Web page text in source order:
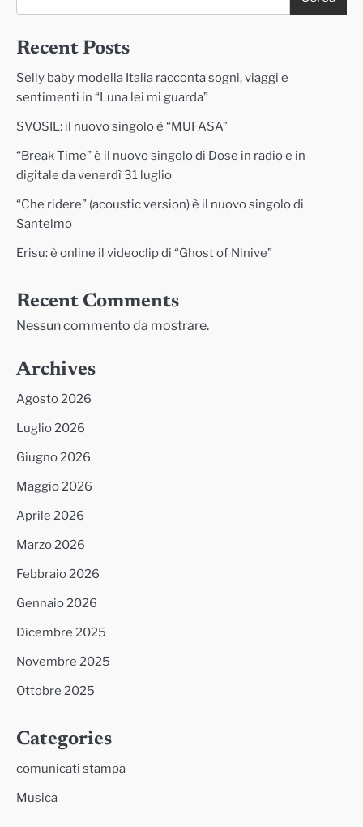
Recent Posts
Selly baby modella Italia racconta sogni, viaggi e
sentimenti in “Luna lei mi guarda”
SVOSIL: il nuovo singolo è “MUFASA”
“Break Time” è il nuovo singolo di Dose in radio e in
digitale da venerdì 31 luglio
“Che ridere” (acoustic version) è il nuovo singolo di
Santelmo
Erisu: è online il videoclip di “Ghost of Ninive”
Recent Comments
Nessun commento da mostrare.
Archives
Agosto 2026
Luglio 2026
Giugno 2026
Maggio 2026
Aprile 2026
Marzo 2026
Febbraio 2026
Gennaio 2026
Dicembre 2025
Novembre 2025
Ottobre 2025
Categories
comunicati stampa
Musica